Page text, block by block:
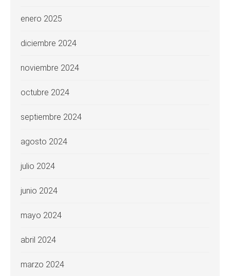
enero 2025
diciembre 2024
noviembre 2024
octubre 2024
septiembre 2024
agosto 2024
julio 2024
junio 2024
mayo 2024
abril 2024
marzo 2024